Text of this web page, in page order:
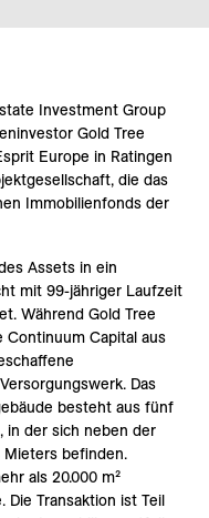
Investment Group
Gold Tree
Europe in Ratingen
die das
Immobilienfonds der
Assets in ein
mit 99-jähriger Laufzeit
Während Gold Tree
Capital aus
Das
besteht aus fünf
in der sich neben der
Mieters befinden.
als 20.000 m²
Transaktion ist Teil